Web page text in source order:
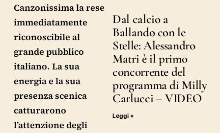
Canzonissima la rese
immediatamente
riconoscibile al
grande pubblico
italiano. La sua
energia e la sua
presenza scenica
catturarono
l’attenzione degli
Dal calcio a
Ballando con le
Stelle: Alessandro
Matri è il primo
concorrente del
programma di Milly
Carlucci – VIDEO
Leggi »